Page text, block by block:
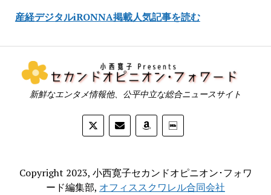
産経デジタルiRONNA掲載人気記事を読む
新鮮なエンタメ情報他、公平中立な総合ニュースサイト
Copyright 2023, 小西寛子セカンドオピニオン･フォワ
ード編集部, オフィススクワレル合同会社